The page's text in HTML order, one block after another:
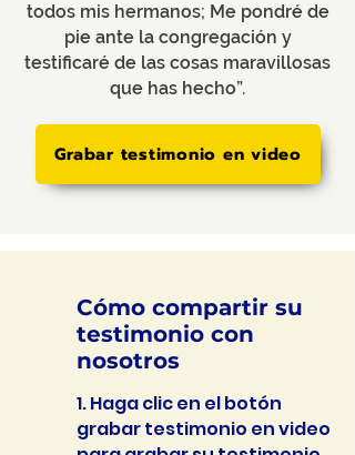
todos mis hermanos; Me pondré de
pie ante la congregación y
testificaré de las cosas maravillosas
que has hecho”.
Grabar testimonio en video
Cómo compartir su
testimonio con
nosotros
1. Haga clic en el botón
grabar testimonio en video